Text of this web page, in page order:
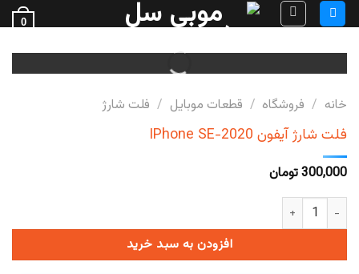
Skip
to
content
0
خانه / فروشگاه / قطعات موبایل / فلت شارژ
فلت شارژ آیفون IPhone SE-2020
300,000تومان
فلت شارژ آیفون IPhone SE-2020 عدد
افزودن به سبد خرید